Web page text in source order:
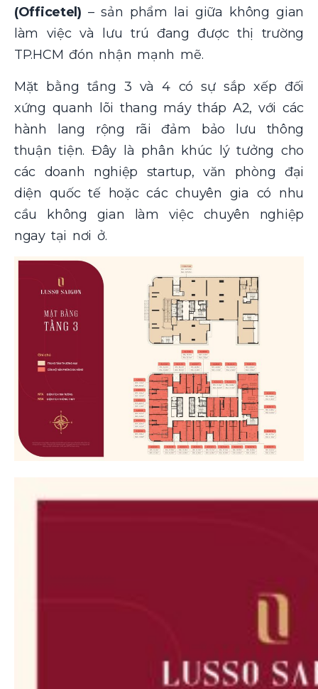
(Officetel) – sản phẩm lai giữa không gian
làm việc và lưu trú đang được thị trường
TP.HCM đón nhận mạnh mẽ.
Mặt bằng tầng 3 và 4 có sự sắp xếp đối
xứng quanh lõi thang máy tháp A2, với các
hành lang rộng rãi đảm bảo lưu thông
thuận tiện. Đây là phân khúc lý tưởng cho
các doanh nghiệp startup, văn phòng đại
diện quốc tế hoặc các chuyên gia có nhu
cầu không gian làm việc chuyên nghiệp
ngay tại nơi ở.